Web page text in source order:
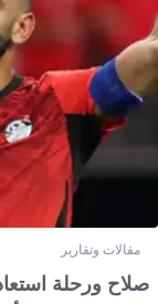
مقالات وتقارير
صلاح ورحلة